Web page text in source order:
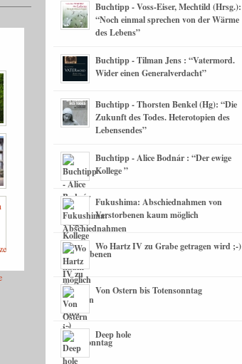
Buchtipp - Voss-Eiser, Mechtild (Hrsg.):
“Noch einmal sprechen von der Wärme
des Lebens”
Buchtipp - Tilman Jens : “Vatermord.
Wider einen Generalverdacht”
Buchtipp - Thorsten Benkel (Hg): “Die
Zukunft des Todes. Heterotopien des
Lebensendes”
Buchtipp - Alice Bodnár : “Der ewige
Kollege ”
Fukushima: Abschiednahmen von
Verstorbenen kaum möglich
Wo Hartz IV zu Grabe getragen wird ;-)
Von Ostern bis Totensonntag
Deep hole